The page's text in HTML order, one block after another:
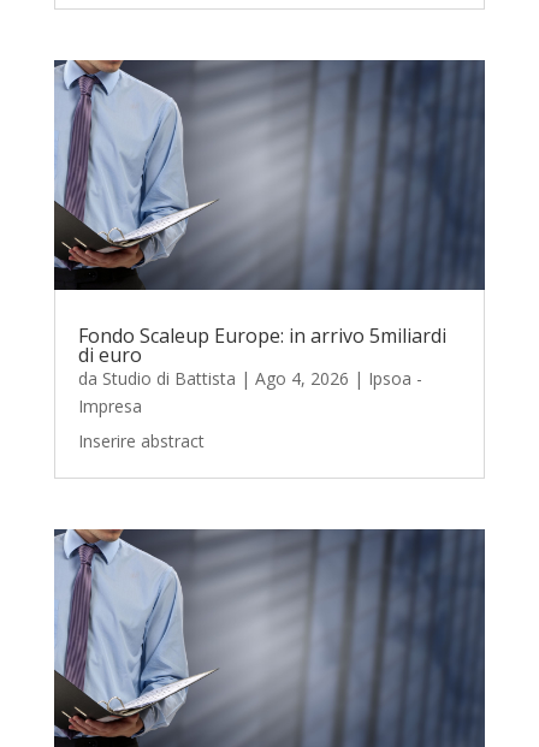
Fondo Scaleup Europe: in arrivo 5miliardi
di euro
da Studio di Battista | Ago 4, 2026 | Ipsoa -
Impresa
Inserire abstract